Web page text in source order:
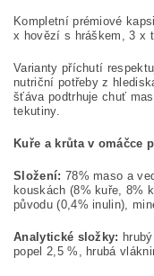
Kompletní prémiové
x hovězí s hráškem, 3 x
Varianty příchutí
nutriční potřeby z
šťáva podtrhuje chuť
tekutiny.
Kuře a krůta v omáčce
Složení: 78% maso a
kouskách (8% kuře, 8%
původu (0,4% inulin),
Analytické složky:
popel 2,5 %, hrubá